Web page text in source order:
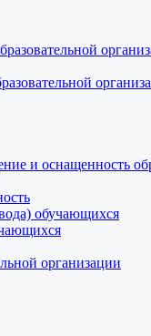
и оснащенность
обучающихся
организации